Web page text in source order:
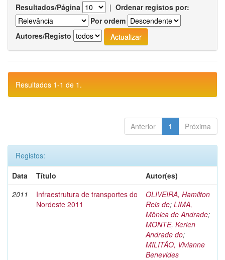
Resultados/Página | Ordenar registos por:
Por ordem
Autores/Registo
Resultados 1-1 de 1.
Anterior 1 Próxima
Registos:
Data
Título
Autor(es)
2011
Infraestrutura de transportes do
Nordeste 2011
OLIVEIRA, Hamilton
Reis de; LIMA,
Mônica de Andrade;
MONTE, Kerlen
Andrade do;
MILITÃO, Vivianne
Benevides